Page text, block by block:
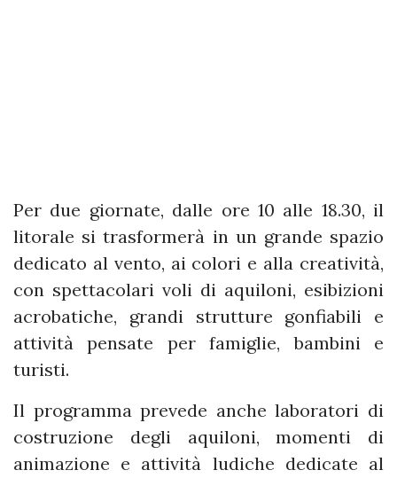
Per due giornate, dalle ore 10 alle 18.30, il
litorale si trasformerà in un grande spazio
dedicato al vento, ai colori e alla creatività,
con spettacolari voli di aquiloni, esibizioni
acrobatiche, grandi strutture gonfiabili e
attività pensate per famiglie, bambini e
turisti.
Il programma prevede anche laboratori di
costruzione degli aquiloni, momenti di
animazione e attività ludiche dedicate al